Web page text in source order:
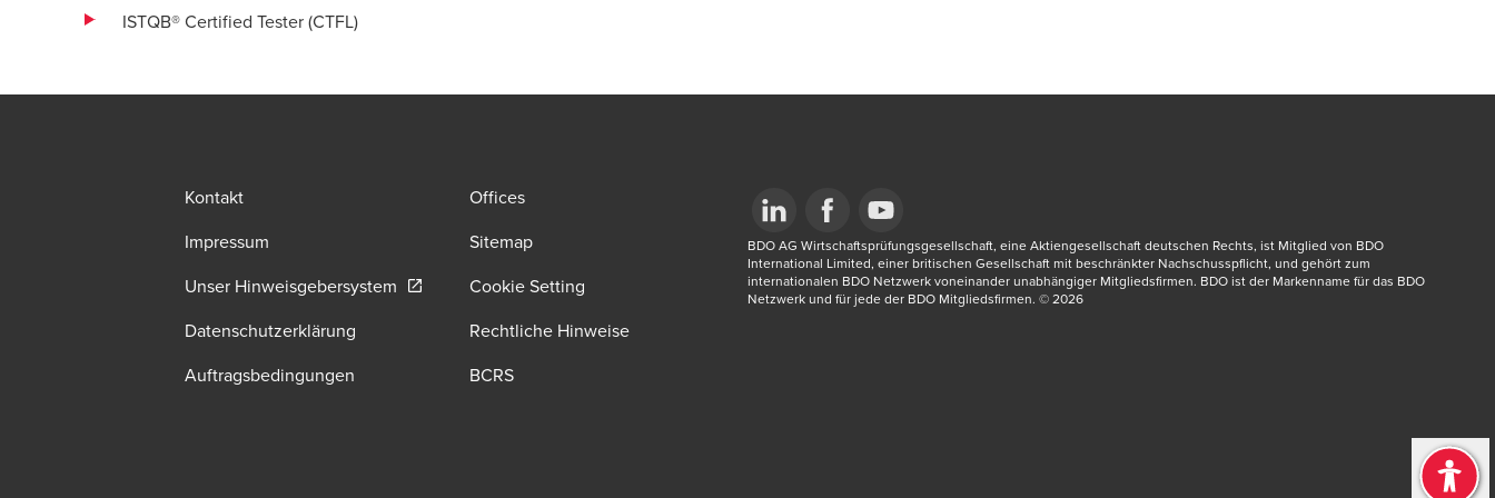
ISTQB® Certified Tester (CTFL)
Kontakt
Offices
Impressum
Sitemap
Unser Hinweisgebersystem Opens in a new window/tab
Cookie Setting
Datenschutzerklärung
Rechtliche Hinweise
Auftragsbedingungen
BCRS
Opens in a new window/tab
Opens in a new window/tab
Opens in a new window/tab
BDO AG Wirtschaftsprüfungsgesellschaft, eine Aktiengesellschaft deutschen Rechts, ist Mitglied von BDO
International Limited, einer britischen Gesellschaft mit beschränkter Nachschusspflicht, und gehört zum
internationalen BDO Netzwerk voneinander unabhängiger Mitgliedsfirmen. BDO ist der Markenname für das BDO
Netzwerk und für jede der BDO Mitgliedsfirmen.​ © 2026